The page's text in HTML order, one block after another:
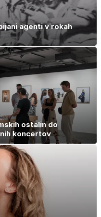
agenti v rokah
ostalin do
koncertov